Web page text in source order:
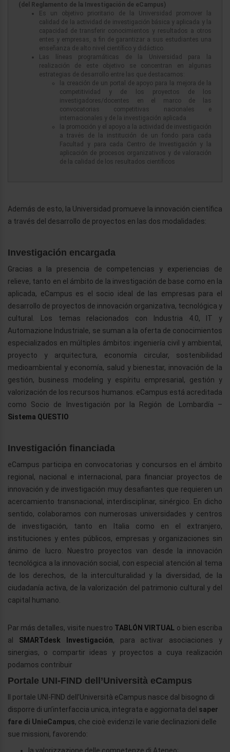
(del Reglamento de la Investigación de eCampus)
Es un objetivo prioritario de la Universidad promover la
calidad de la actividad de investigación básica y aplicada y la
capacidad de transferir conocimientos y resultados a otros
entes y empresas, a fin de garantizar a sus estudiantes una
enseñanza de alto nivel científico y didáctico.
Las líneas programáticas de la Universidad para la
realización de este objetivo se concentran en algunas
estrategias de desarrollo entre las que destacamos:
la creación de un portal de apoyo para la mejora de la
competitividad y de los proyectos de los
investigadores/docentes en el marco de las
convocatorias competitivas nacionales e
internacionales y de la investigación aplicada
la promoción y el apoyo a la actividad de investigación
a través de la institución de un fondo para cada
Facultad y para cada Centro de Investigación y la
aplicación de procesos organizativos y de valoración
de la calidad de los resultados científicos
Además de esto, la Universidad promueve la innovación científica
a través del desarrollo de proyectos en las dos modalidades:
Investigación encargada
Gracias a la presencia de competencias y experiencias de
relieve, tanto en el ámbito de la investigación de base como en la
aplicada, eCampus es el socio ideal de las empresas para el
desarrollo de proyectos de innovación organizativa, tecnológica y
cultural. Los temas relacionados con Industria 4.0, IT y
Automazione Industriale, se suman a la oferta de conocimientos
especializados en múltiples ámbitos: ingeniería civil y ambiental,
proyecto y arquitectura, economía circular, sostenibilidad
medioambiental y economía, salud y bienestar, innovación de la
gestión, business modeling y espíritu empresarial, gestión y
valorización de los recursos humanos. eCampus está acreditada
como Socio de Investigación por la Región de Lombardía –
Sistema QUESTIO
Investigación financiada
eCampus participa en convocatorias y concursos en el ámbito
regional, nacional e internacional, para financiar proyectos de
innovación y de investigación muy desafiantes que requieren un
acercamiento transnacional, interdisciplinar, sinérgico. En dicho
sentido, colaboramos con numerosas universidades y centros
de investigación, tanto en Italia como en el extranjero,
instituciones y entes públicos, empresas y organizaciones sin
ánimo de lucro. Nuestro proyectos van desde la innovación
tecnológica a la innovación social, con especial atención al tema
de los derechos, de la interculturalidad y la diversidad, de la
ciudadanía activa, de la valorización del patrimonio cultural y del
capital humano.
Par más detalles, visite nuestro TABLÓN VIRTUAL o bien escriba
al SMARTdesk Investigación, para activar asociaciones y
sinergias, o compartir ideas y proyectos a cuya realización
podamos contribuir
Portale UNI-FIND dell’Università eCampus
Il portale UNI-FIND dell’Università eCampus nasce dal bisogno di
disporre di un’interfaccia unica, integrata e aggiornata del saper
fare di UnieCampus, che cioè evidenzi le varie declinazioni delle
sue missioni, favorendo: